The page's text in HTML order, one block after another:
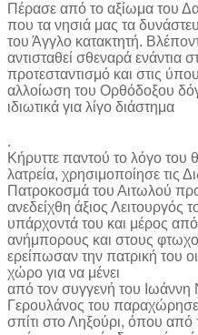
Πέρασε από το αξίωμα του
που τα νησιά μας τα
του Άγγλο κατακτητή.
αντισταθεί σθεναρά ενάντια
προτεσταντισμό και στις
αλλοίωση του Ορθόδοξου
ιδιωτικά για λίγο διάστημα
.
Κήρυττε παντού το λόγο του
λατρεία, χρησιμοποίησε τις
Πατροκοσμά του Αιτωλού
ανεδείχθη άξιος Λειτουργός
υπάρχοντά του και μέρος
ανήμπορους και στους
ερείπωσαν την πατρική του
χώρο για να μένει
από τον συγγενή του
Γερουλάνος του
σπίτι στο Ληξούρι, όπου